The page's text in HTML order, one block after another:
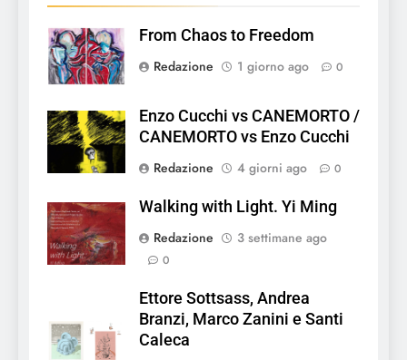
From Chaos to Freedom
Redazione
1 giorno ago 0
Enzo Cucchi vs CANEMORTO /
CANEMORTO vs Enzo Cucchi
Redazione
4 giorni ago 0
Walking with Light. Yi Ming
Redazione
3 settimane ago
0
Ettore Sottsass, Andrea
Branzi, Marco Zanini e Santi
Caleca